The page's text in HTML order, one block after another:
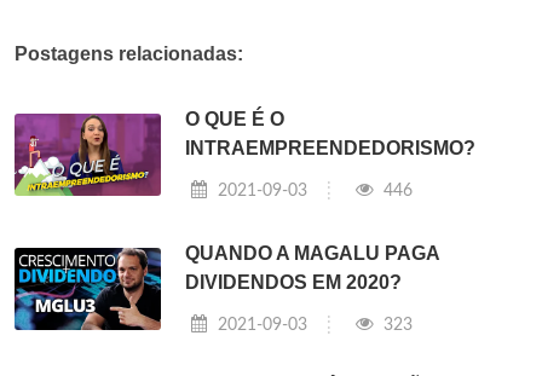
Postagens relacionadas:
O QUE É O
INTRAEMPREENDEDORISMO?
2021-09-03 446
QUANDO A MAGALU PAGA
DIVIDENDOS EM 2020?
2021-09-03 323